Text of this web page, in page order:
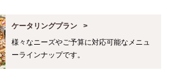
ケータリングプラン
様々なニーズやご予算に対応可能なメニュ
ーラインナップです。